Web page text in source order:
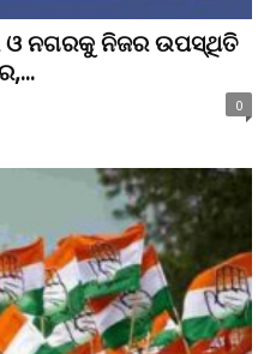
ଓ ନଗରକୁ ନିଜର ଉପସ୍ଥିତି
0